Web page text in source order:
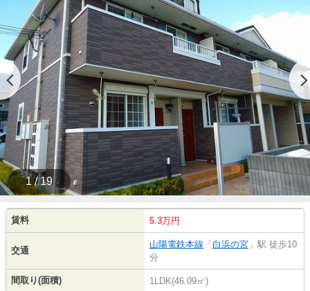
1 / 19
賃料 5.3万円
交通
山陽電鉄本線 「 白浜の宮 」駅 徒歩10
分
間取り(面積) 1LDK(46.09㎡)